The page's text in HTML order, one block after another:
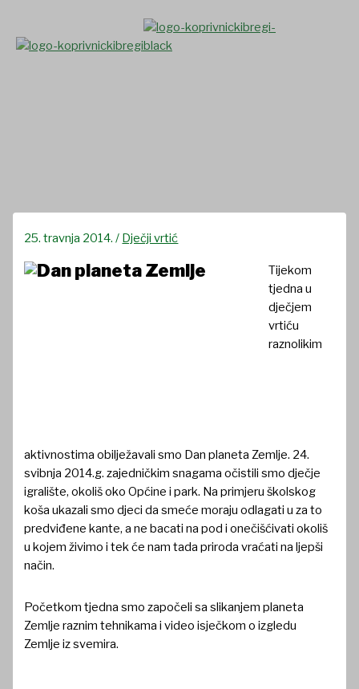
content
25. travnja 2014./ Dječji vrtić
Tijekom
tjedna u
dječjem
vrtiću
raznolikim
aktivnostima obilježavali smo Dan planeta Zemlje. 24.
svibnja 2014.g. zajedničkim snagama očistili smo dječje
igralište, okoliš oko Općine i park. Na primjeru školskog
koša ukazali smo djeci da smeće moraju odlagati u za to
predviđene kante, a ne bacati na pod i onečišćivati okoliš
u kojem živimo i tek će nam tada priroda vraćati na ljepši
način.
Početkom tjedna smo započeli sa slikanjem planeta
Zemlje raznim tehnikama i video isječkom o izgledu
Zemlje iz svemira.